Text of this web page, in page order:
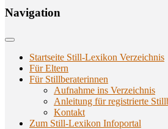
Navi­ga­ti­on
Startseite Still-Lexikon Verzeichnis
Für Eltern
Für Stillberaterinnen
Aufnahme ins Verzeichnis
Anlei­tung für regis­trier­te
Kon­takt
Zum Still-Lexikon Infoportal